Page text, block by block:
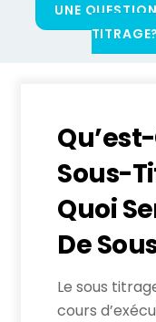
UNE
Sous-
Quoi
De
Le sous
cours